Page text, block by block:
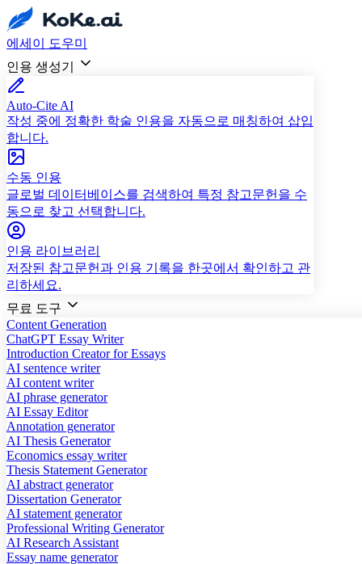
에세이 도우미
인용 생성기
Auto-Cite AI
작성 중에 정확한 학술 인용을 자동으로 매칭하여 삽입
합니다.
수동 인용
글로벌 데이터베이스를 검색하여 특정 참고문헌을 수
동으로 찾고 선택합니다.
인용 라이브러리
저장된 참고문헌과 인용 기록을 한곳에서 확인하고 관
리하세요.
무료 도구
Content Generation
ChatGPT Essay Writer
Introduction Creator for Essays
AI sentence writer
AI content writer
AI phrase generator
AI Essay Editor
Annotation generator
AI Thesis Generator
Economics essay writer
Thesis Statement Generator
AI abstract generator
Dissertation Generator
AI statement generator
Professional Writing Generator
AI Research Assistant
Essay name generator